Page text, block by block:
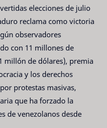
elecciones de julio
reclama como victoria
observadores
con 11 millones de
millón de dólares), premia
y los derechos
protestas masivas,
que ha forzado la
de venezolanos desde